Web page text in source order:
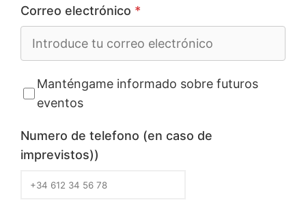
Correo electrónico *
Manténgame informado sobre futuros
eventos
Numero de telefono (en caso de
imprevistos))